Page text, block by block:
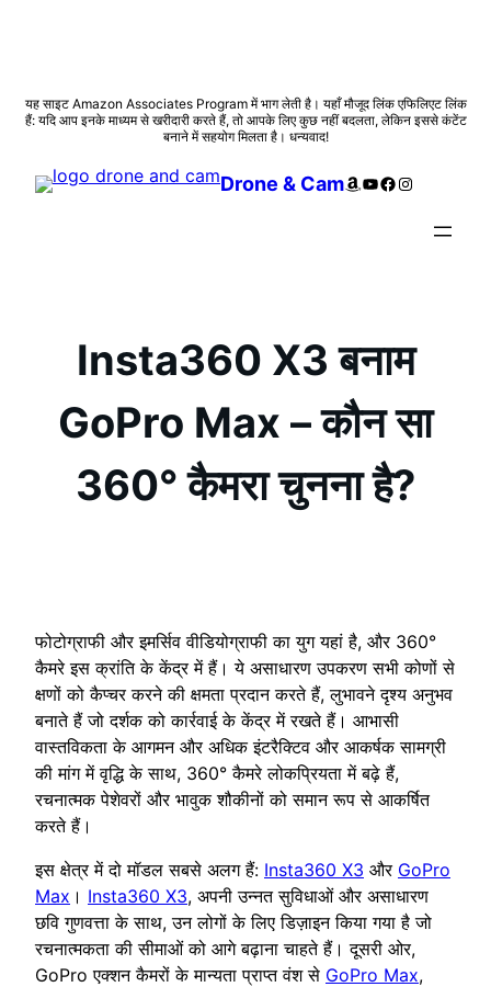
सामग्री
यह साइट Amazon Associates Program में भाग लेती है। यहाँ मौजूद लिंक एफिलिएट लिंक
हैं: यदि आप इनके माध्यम से खरीदारी करते हैं, तो आपके लिए कुछ नहीं बदलता, लेकिन इससे कंटेंट
बनाने में सहयोग मिलता है। धन्यवाद!
Drone & CamAmazon
YouTube
Facebook
Instagram
Insta360 X3 बनाम
GoPro Max – कौन सा
360° कैमरा चुनना है?
फोटोग्राफी और इमर्सिव वीडियोग्राफी का युग यहां है, और 360°
कैमरे इस क्रांति के केंद्र में हैं। ये असाधारण उपकरण सभी कोणों से
क्षणों को कैप्चर करने की क्षमता प्रदान करते हैं, लुभावने दृश्य अनुभव
बनाते हैं जो दर्शक को कार्रवाई के केंद्र में रखते हैं। आभासी
वास्तविकता के आगमन और अधिक इंटरैक्टिव और आकर्षक सामग्री
की मांग में वृद्धि के साथ, 360° कैमरे लोकप्रियता में बढ़े हैं,
रचनात्मक पेशेवरों और भावुक शौकीनों को समान रूप से आकर्षित
करते हैं।
इस क्षेत्र में दो मॉडल सबसे अलग हैं: Insta360 X3 और GoPro
Max । Insta360 X3, अपनी उन्नत सुविधाओं और असाधारण
छवि गुणवत्ता के साथ, उन लोगों के लिए डिज़ाइन किया गया है जो
रचनात्मकता की सीमाओं को आगे बढ़ाना चाहते हैं। दूसरी ओर,
GoPro एक्शन कैमरों के मान्यता प्राप्त वंश से GoPro Max,